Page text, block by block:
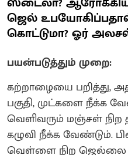
ஜெல் உபயோகிப்பதால்
கொட்டுமா? ஓர்
பயன்படுத்தும் முறை:
கற்றாழையை பறித்து,
பகுதி, முட்களை நீக்க
வெளிவரும் மஞ்சள் நிற
கழுவி நீக்க வேண்டும்.
வெள்ளை நிற ஜெல்லை